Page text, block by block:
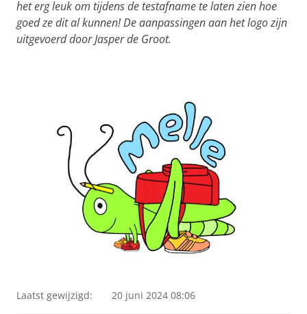
het erg leuk om tijdens de testafname te laten zien hoe
goed ze dit al kunnen! De aanpassingen aan het logo zijn
uitgevoerd door Jasper de Groot.
Laatst gewijzigd: 20 juni 2024 08:06